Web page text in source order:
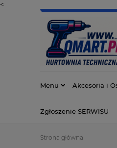
<
Menu Akcesoria i
Zgłoszenie SERWISU
Strona główna